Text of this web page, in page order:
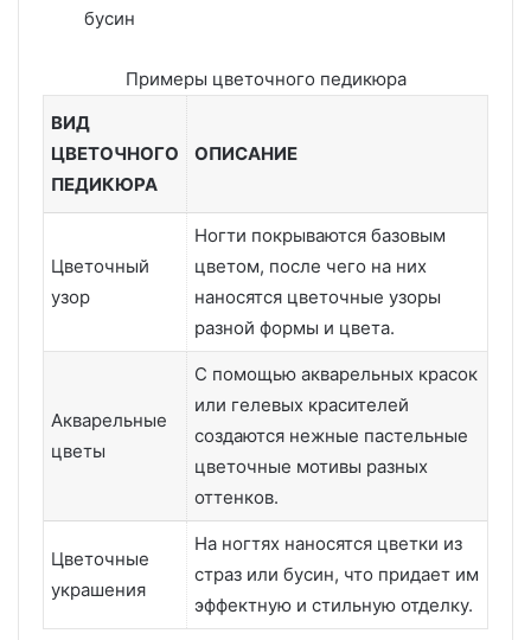
бусин
Примеры цветочного педикюра
ВИД
ЦВЕТОЧНОГО
ПЕДИКЮРА
ОПИСАНИЕ
Цветочный
узор
Ногти покрываются базовым
цветом, после чего на них
наносятся цветочные узоры
разной формы и цвета.
Акварельные
цветы
С помощью акварельных красок
или гелевых красителей
создаются нежные пастельные
цветочные мотивы разных
оттенков.
Цветочные
украшения
На ногтях наносятся цветки из
страз или бусин, что придает им
эффектную и стильную отделку.